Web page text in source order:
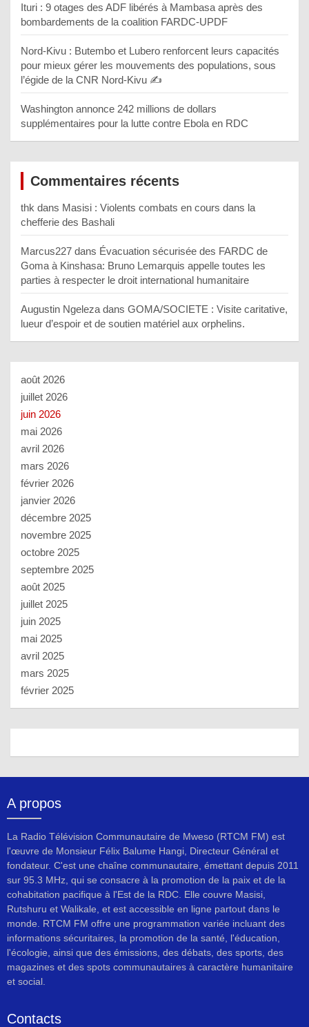
Ituri : 9 otages des ADF libérés à Mambasa après des
bombardements de la coalition FARDC-UPDF
Nord-Kivu : Butembo et Lubero renforcent leurs capacités
pour mieux gérer les mouvements des populations, sous
l’égide de la CNR Nord-Kivu ✍️
Washington annonce 242 millions de dollars
supplémentaires pour la lutte contre Ebola en RDC
Commentaires récents
thk dans Masisi : Violents combats en cours dans la
chefferie des Bashali
Marcus227 dans Évacuation sécurisée des FARDC de
Goma à Kinshasa: Bruno Lemarquis appelle toutes les
parties à respecter le droit international humanitaire
Augustin Ngeleza dans GOMA/SOCIETE : Visite caritative,
lueur d’espoir et de soutien matériel aux orphelins.
août 2026
juillet 2026
juin 2026
mai 2026
avril 2026
mars 2026
février 2026
janvier 2026
décembre 2025
novembre 2025
octobre 2025
septembre 2025
août 2025
juillet 2025
juin 2025
mai 2025
avril 2025
mars 2025
février 2025
A propos
La Radio Télévision Communautaire de Mweso (RTCM FM) est
l'œuvre de Monsieur Félix Balume Hangi, Directeur Général et
fondateur. C'est une chaîne communautaire, émettant depuis 2011
sur 95.3 MHz, qui se consacre à la promotion de la paix et de la
cohabitation pacifique à l'Est de la RDC. Elle couvre Masisi,
Rutshuru et Walikale, et est accessible en ligne partout dans le
monde. RTCM FM offre une programmation variée incluant des
informations sécuritaires, la promotion de la santé, l'éducation,
l'écologie, ainsi que des émissions, des débats, des sports, des
magazines et des spots communautaires à caractère humanitaire
et social.
Contacts